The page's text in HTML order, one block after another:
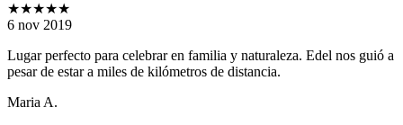
★★★★★
6 nov 2019
Lugar perfecto para celebrar en familia y naturaleza. Edel nos guió a
pesar de estar a miles de kilómetros de distancia.
Maria A.